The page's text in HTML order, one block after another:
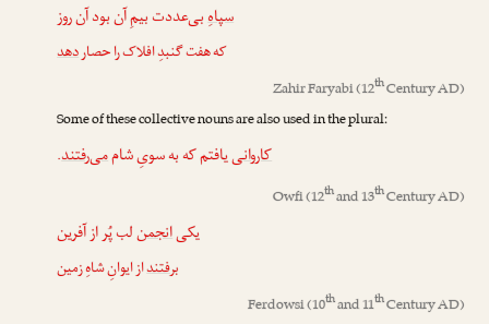
سپاهِبی‌عددت بیمِ آن بود آن روز
که هفت گنبدِ افلاک را حصاردهد
Zahir Faryabi(12thCentury AD)
Some of these collective nouns are also used in the plural:
کاروانی یافتم که به سویِ شاممی‌رفتند.
Owfi(12thand 13thCentury AD)
یکیانجمنلب پُر از آفرین
برفتنداز ایوانِ شاهِ زمین
Ferdowsi(10thand 11thCentury AD)